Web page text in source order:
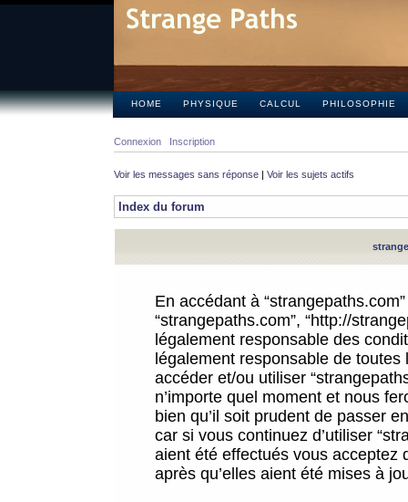
HOME PHYSIQUE CALCUL PHILOSOPHIE
Connexion Inscription
Voir les messages sans réponse | Voir les sujets actifs
Index du forum
En accédant à
“strangepaths.com”, “http://
légalement responsable des
légalement responsable de
accéder et/ou utiliser
n’importe quel moment et nous
bien qu’il soit prudent de passer
car si vous continuez d’utiliser
aient été effectués vous acceptez
après qu’elles aient été mises à